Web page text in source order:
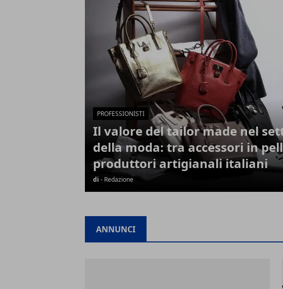
PROFESSIONISTI
Il valore del tailor made nel
della moda: tra accessori in
produttori artigianali italiani
di - Redazione
ANNUNCI